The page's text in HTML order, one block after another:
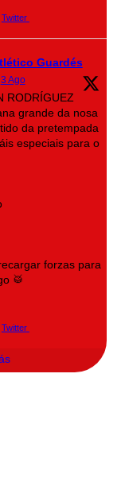
Twitter
Guardés
3 Ago
RODRÍGUEZ
grande da nosa
da pretempada
especiais para o
forzas para
🥁
Twitter